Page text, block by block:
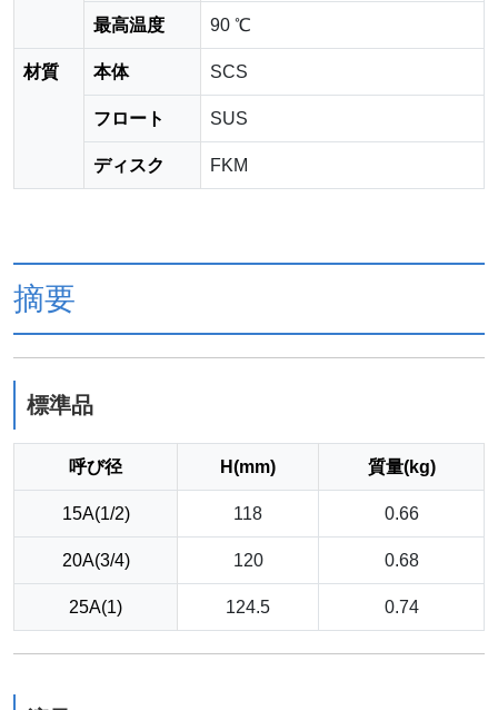
最高温度 90 ℃
材質 本体 SCS
フロート SUS
ディスク FKM
摘要
標準品
呼び径 H(mm) 質量(kg)
15A(1/2) 118 0.66
20A(3/4) 120 0.68
25A(1) 124.5 0.74